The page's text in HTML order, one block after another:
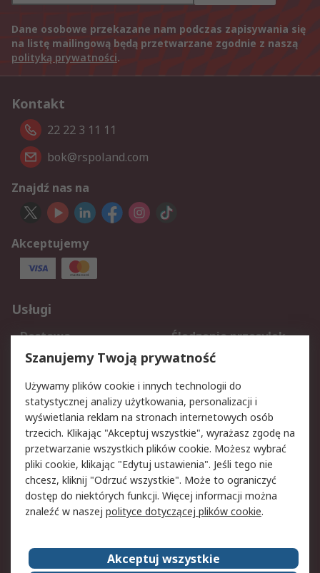
Dane osobowe przekazane nam podczas zapisywania się
na listę mailingową będą przetwarzane zgodnie z naszą
polityką prywatności.
Kontakt
22 22 3 11 11
bok@rspoland.com
Znajdź nas na
Akceptujemy
Usługi
Dostawa
Śledzenie przesyłek
Reklamacje i zwroty
Rejestracja
Aspekty prawne
Bezpieczeństwo e-
maila
Polityka dotycząca
plików cookie
Polityka prywatności
Użytkowanie witryny
Zastrzeżenia prawne
Warunki Sprzedaży
Kontakt
Szanujemy Twoją prywatność
Używamy plików cookie i innych technologii do
statystycznej analizy użytkowania, personalizacji i
wyświetlania reklam na stronach internetowych osób
trzecich. Klikając "Akceptuj wszystkie", wyrażasz zgodę na
przetwarzanie wszystkich plików cookie. Możesz wybrać
pliki cookie, klikając "Edytuj ustawienia". Jeśli tego nie
chcesz, kliknij "Odrzuć wszystkie". Może to ograniczyć
dostęp do niektórych funkcji. Więcej informacji można
znaleźć w naszej polityce dotyczącej plików cookie.
Akceptuj wszystkie